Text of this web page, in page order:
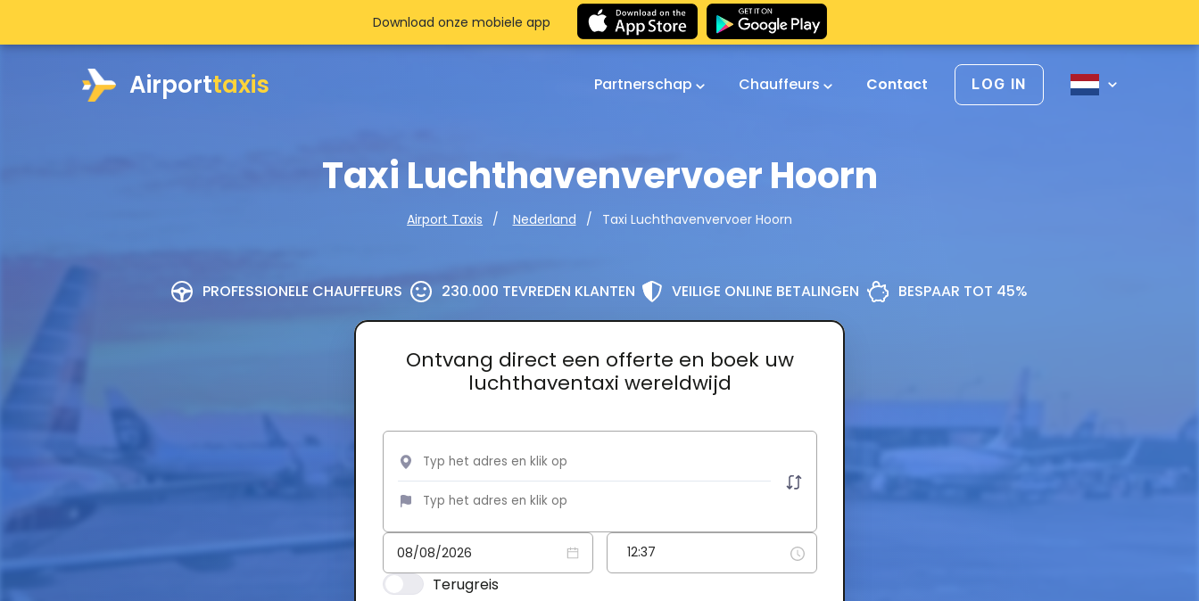
Airporttaxis Partnerschap Chauffeurs Contact LOG IN
Taxi Luchthavenvervoer Hoorn
Airport Taxis Nederland Taxi Luchthavenvervoer Hoorn
PROFESSIONELE CHAUFFEURS 230.000 TEVREDEN KLANTEN VEILIGE ONLINE BETALINGEN BESPAAR TOT 45%
Ontvang direct een offerte en boek uw
luchthaventaxi wereldwijd
Terugreis
Download onze mobiele app